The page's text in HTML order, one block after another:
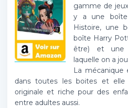
gamme de
y a une boîte
Histoire, une
boîte Harry
être) et une
laquelle on a
La mécanique
dans toutes les boites et elle
originale et riche pour des
entre adultes aussi.